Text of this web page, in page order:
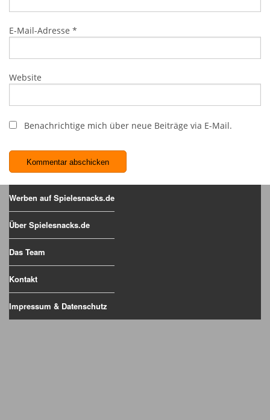
E-Mail-Adresse *
Website
Benachrichtige mich über neue Beiträge via E-Mail.
Werben auf Spielesnacks.de
Über Spielesnacks.de
Das Team
Kontakt
Impressum & Datenschutz